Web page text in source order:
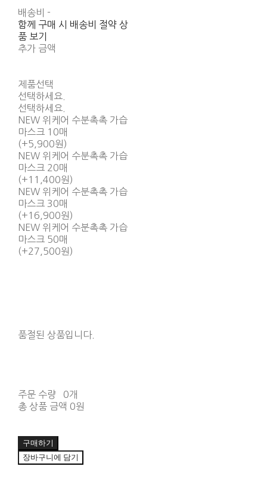
배송비 -
함께 구매 시 배송비 절약 상
품 보기
추가 금액
제품선택
선택하세요.
선택하세요.
NEW 위케어 수분촉촉 가습
마스크 10매
(+5,900원)
NEW 위케어 수분촉촉 가습
마스크 20매
(+11,400원)
NEW 위케어 수분촉촉 가습
마스크 30매
(+16,900원)
NEW 위케어 수분촉촉 가습
마스크 50매
(+27,500원)
품절된 상품입니다.
주문 수량
0개
총 상품 금액 0원
구매하기
장바구니에 담기